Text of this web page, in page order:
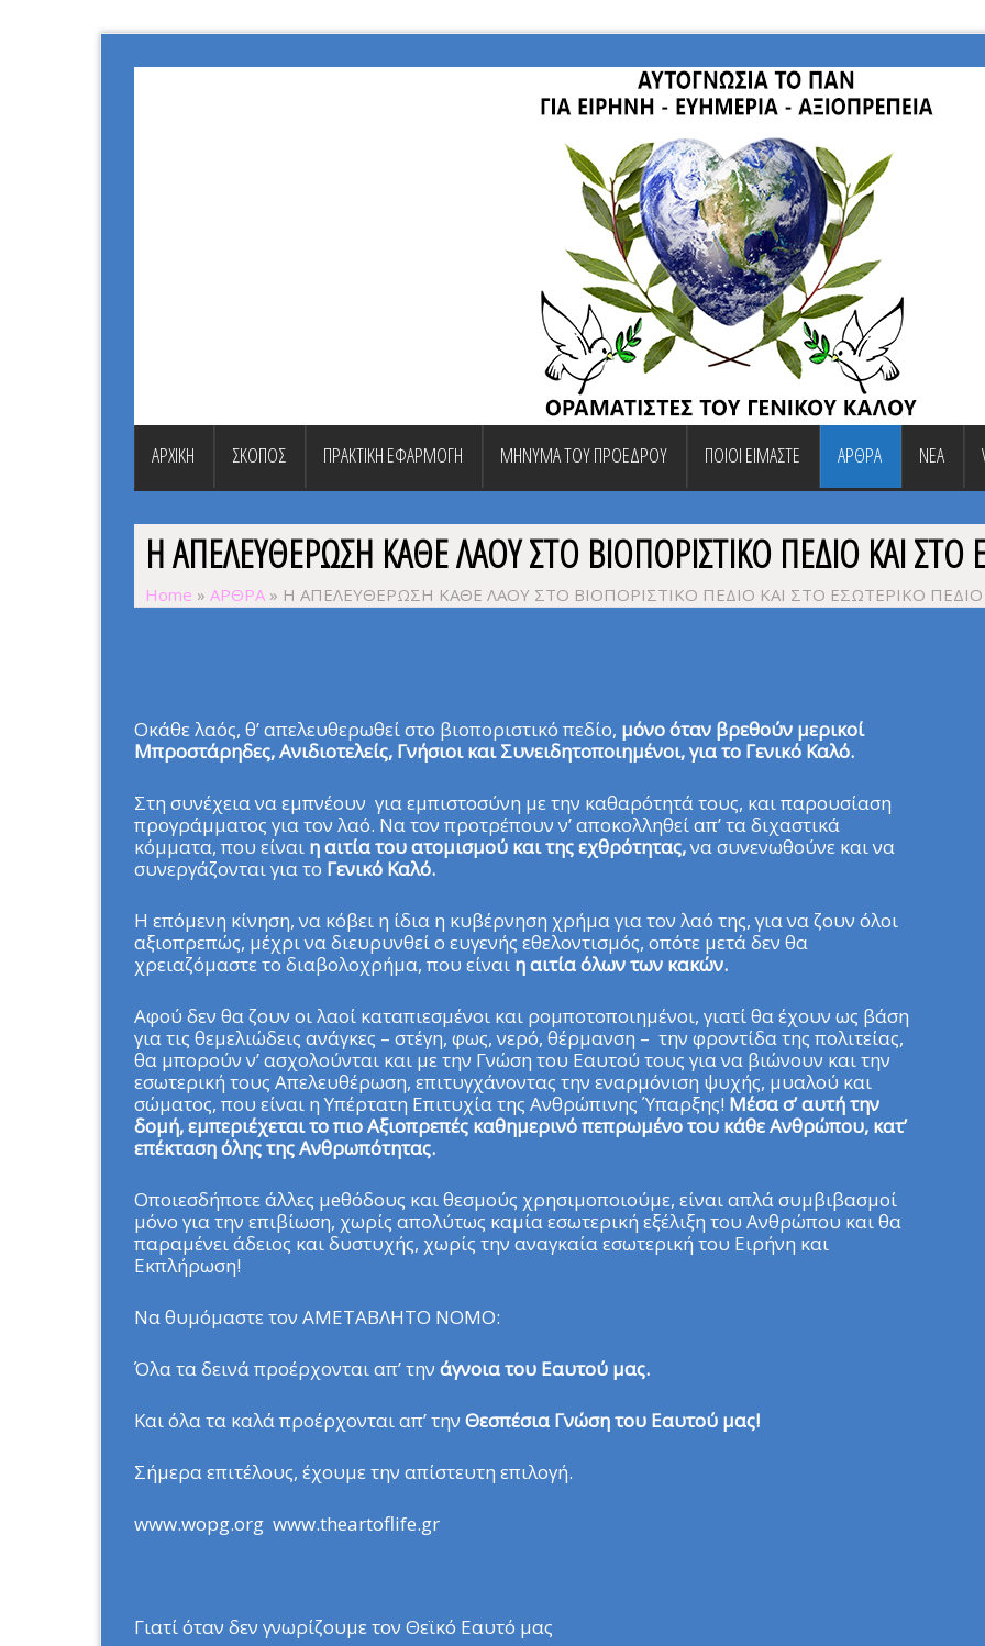
ΑΡΧΙΚΗ ΣΚΟΠΟΣ ΠΡΑΚΤΙΚΗ ΕΦΑΡΜΟΓΗ ΜΗΝΥΜΑ ΤΟΥ ΠΡΟΕΔΡΟΥ ΠΟΙΟΙ ΕΙΜΑΣΤΕ ΑΡΘΡΑ ΝΕΑ
Η ΑΠΕΛΕΥΘΕΡΩΣΗ ΚΑΘΕ ΛΑΟΥ ΣΤΟ ΒΙΟΠΟΡΙΣΤΙΚΟ ΠΕΔΙΟ ΚΑΙ ΣΤΟ
Home » ΑΡΘΡΑ » Η ΑΠΕΛΕΥΘΕΡΩΣΗ ΚΑΘΕ ΛΑΟΥ ΣΤΟ ΒΙΟΠΟΡΙΣΤΙΚΟ ΠΕΔΙΟ ΚΑΙ ΣΤΟ ΕΣΩΤΕΡΙΚΟ ΠΕΔΙΟ
Oκάθε λαός, θ’ απελευθερωθεί στο βιοποριστικό πεδίο, μόνο όταν βρεθούν μερικοί
Μπροστάρηδες, Ανιδιοτελείς, Γνήσιοι και Συνειδητοποιημένοι, για το Γενικό Καλό.
Στη συνέχεια να εμπνέουν για εμπιστοσύνη με την καθαρότητά τους, και παρουσίαση
προγράμματος για τον λαό. Να τον προτρέπουν ν’ αποκολληθεί απ’ τα διχαστικά
κόμματα, που είναι η αιτία του ατομισμού και της εχθρότητας,να συνενωθούνε και να
συνεργάζονται για το Γενικό Καλό.
Η επόμενη κίνηση, να κόβει η ίδια η κυβέρνηση χρήμα για τον λαό της, για να ζουν όλοι
αξιοπρεπώς, μέχρι να διευρυνθεί ο ευγενής εθελοντισμός, οπότε μετά δεν θα
χρειαζόμαστε το διαβολοχρήμα, που είναι η αιτία όλων των κακών.
Αφού δεν θα ζουν οι λαοί καταπιεσμένοι και ρομποτοποιημένοι, γιατί θα έχουν ως βάση
για τις θεμελιώδεις ανάγκες – στέγη, φως, νερό, θέρμανση – την φροντίδα της πολιτείας,
θα μπορούν ν’ ασχολούνται και με την Γνώση του Εαυτού τους για να βιώνουν και την
εσωτερική τους Απελευθέρωση, επιτυγχάνοντας την εναρμόνιση ψυχής, μυαλού και
σώματος, που είναι η Υπέρτατη Επιτυχία της Ανθρώπινης Ύπαρξης! Μέσα σ’ αυτή την
δομή, εμπεριέχεται το πιο Αξιοπρεπές καθημερινό πεπρωμένο του κάθε Ανθρώπου, κατ’
επέκταση όλης της Ανθρωπότητας.
Οποιεσδήποτε άλλες μeθόδους και θεσμούς χρησιμοποιούμε, είναι απλά συμβιβασμοί
μόνο για την επιβίωση, χωρίς απολύτως καμία εσωτερική εξέλιξη του Ανθρώπου και θα
παραμένει άδειος και δυστυχής, χωρίς την αναγκαία εσωτερική του Ειρήνη και
Εκπλήρωση!
Να θυμόμαστε τον ΑΜΕΤΑΒΛΗΤΟ ΝΟΜΟ:
Όλα τα δεινά προέρχονται απ’ την άγνοια του Εαυτού μας.
Και όλα τα καλά προέρχονται απ’ την Θεσπέσια Γνώση του Εαυτού μας!
Σήμερα επιτέλους, έχουμε την απίστευτη επιλογή.
www.wopg.org www.theartoflife.gr
Γιατί όταν δεν γνωρίζουμε τον Θεϊκό Εαυτό μας